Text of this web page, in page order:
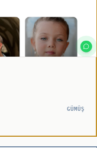
GÜMÜŞ